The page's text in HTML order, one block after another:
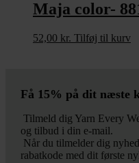
Maja color-
52,00 kr. Tilføj til kurv
Få 15% på dit næste
Tilmeld dig Yarn Every
og tilbud i din e-mail.
Når du tilmelder dig
rabatkode med dit første